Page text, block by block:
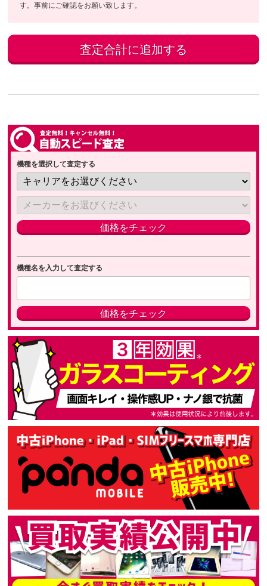
す。事前にご確認をお願い致します。
機種を選択して査定する
機種名を入力して査定する